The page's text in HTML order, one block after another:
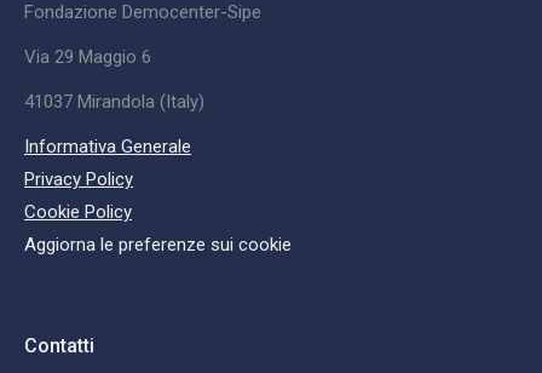
Fondazione Democenter-Sipe
Via 29 Maggio 6
41037 Mirandola (Italy)
Informativa Generale
Privacy Policy
Cookie Policy
Aggiorna le preferenze sui cookie
Contatti